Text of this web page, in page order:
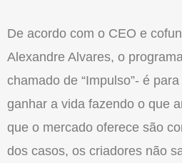
De acordo com o CEO e
Alexandre Alvares, o
chamado de “Impulso”- é
ganhar a vida fazendo o que
que o mercado oferece são
dos casos, os criadores não